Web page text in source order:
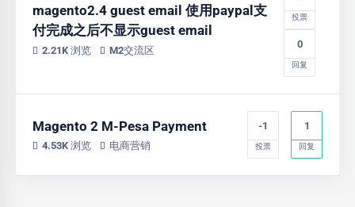
magento2.4 guest email 使用paypal支
付完成之后不显示guest email
2.21K 浏览 M2交流区
投票
0
回复
Magento 2 M-Pesa Payment
4.53K 浏览 电商营销
-1
投票
1
回复